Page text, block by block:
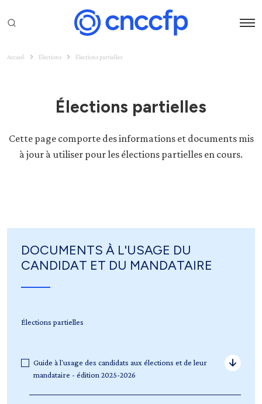
Accueil Élections Élections partielles
Élections partielles
Cette page comporte des informations et documents mis
à jour à utiliser pour les élections partielles en cours.
DOCUMENTS À L'USAGE DU
CANDIDAT ET DU MANDATAIRE
Élections partielles
Guide à l'usage des candidats aux élections et de leur
mandataire - édition 2025-2026